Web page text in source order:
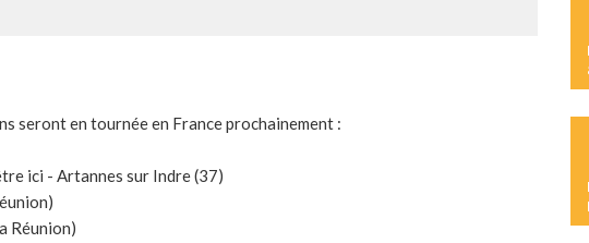
seront en tournée en France prochainement :
ici - Artannes sur Indre (37)
Réunion)